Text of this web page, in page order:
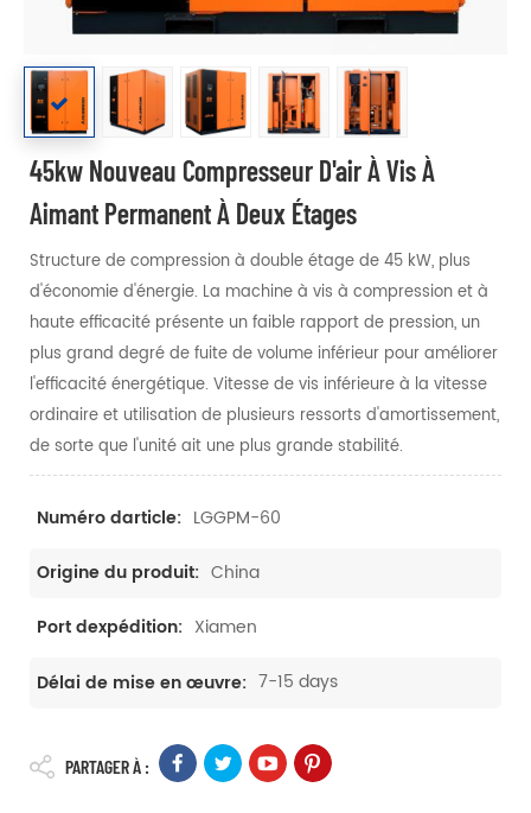
45kw Nouveau Compresseur D'air À Vis À
Aimant Permanent À Deux Étages
Structure de compression à double étage de 45 kW, plus
d'économie d'énergie. La machine à vis à compression et à
haute efficacité présente un faible rapport de pression, un
plus grand degré de fuite de volume inférieur pour améliorer
l'efficacité énergétique. Vitesse de vis inférieure à la vitesse
ordinaire et utilisation de plusieurs ressorts d'amortissement,
de sorte que l'unité ait une plus grande stabilité.
Numéro darticle: LGGPM-60
Origine du produit: China
Port dexpédition: Xiamen
Délai de mise en œuvre: 7-15 days
PARTAGER À :